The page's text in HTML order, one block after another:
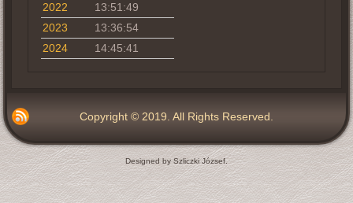
2022
13:51:49
2023
13:36:54
2024
14:45:41
Copyright © 2019. All Rights Reserved.
Designed by Szliczki József.